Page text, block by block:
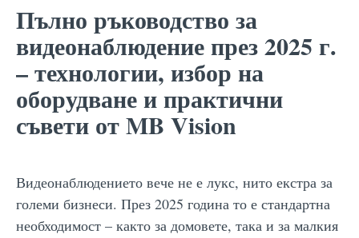
Пълно ръководство за
видеонаблюдение през 2025 г.
– технологии, избор на
оборудване и практични
съвети от MB Vision
Видеонаблюдението вече не е лукс, нито екстра за
големи бизнеси. През 2025 година то е стандартна
необходимост – както за домовете, така и за малкия